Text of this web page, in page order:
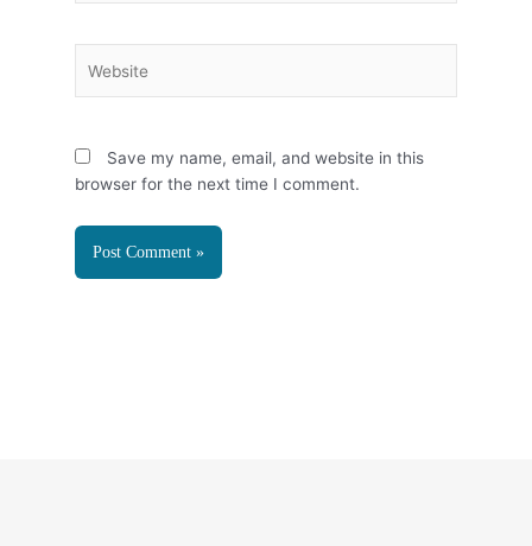
Save my name, email, and website in this
browser for the next time I comment.